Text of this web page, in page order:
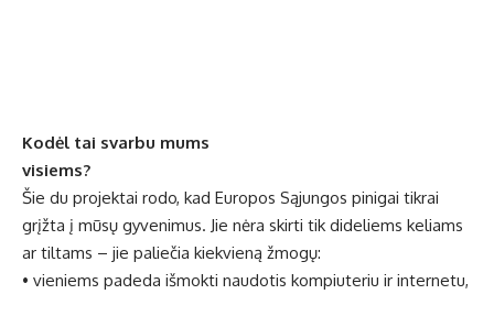
Kodėl tai svarbu mums
visiems?
Šie du projektai rodo, kad Europos Sąjungos pinigai tikrai
grįžta į mūsų gyvenimus. Jie nėra skirti tik dideliems keliams
ar tiltams – jie paliečia kiekvieną žmogų:
• vieniems padeda išmokti naudotis kompiuteriu ir internetu,